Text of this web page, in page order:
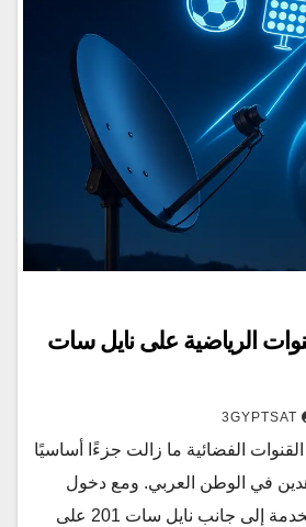
الرياضية على نايل سات
3GYPTSAT
الفضائية ما زالت جزءًا أساسيًا
في الوطن العربي. ومع دخول
قمر نايل سات 301 الخدمة إلى جانب نايل سات 201 على